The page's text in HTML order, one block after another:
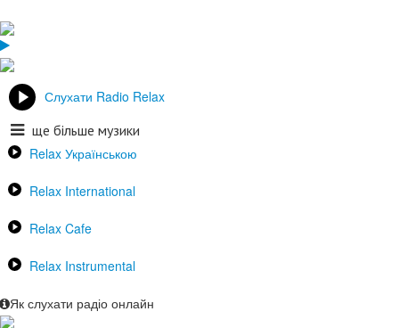
Слухати Radio Relax
ще більше музики
Relax Українською
Relax International
Relax Cafe
Relax Instrumental
Як слухати радіо онлайн